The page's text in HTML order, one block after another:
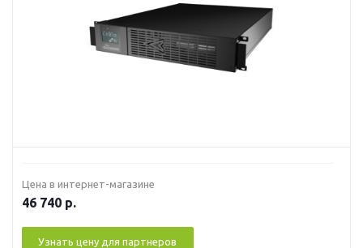
Цена в интернет-магазине
46 740 р.
Узнать цену для партнеров